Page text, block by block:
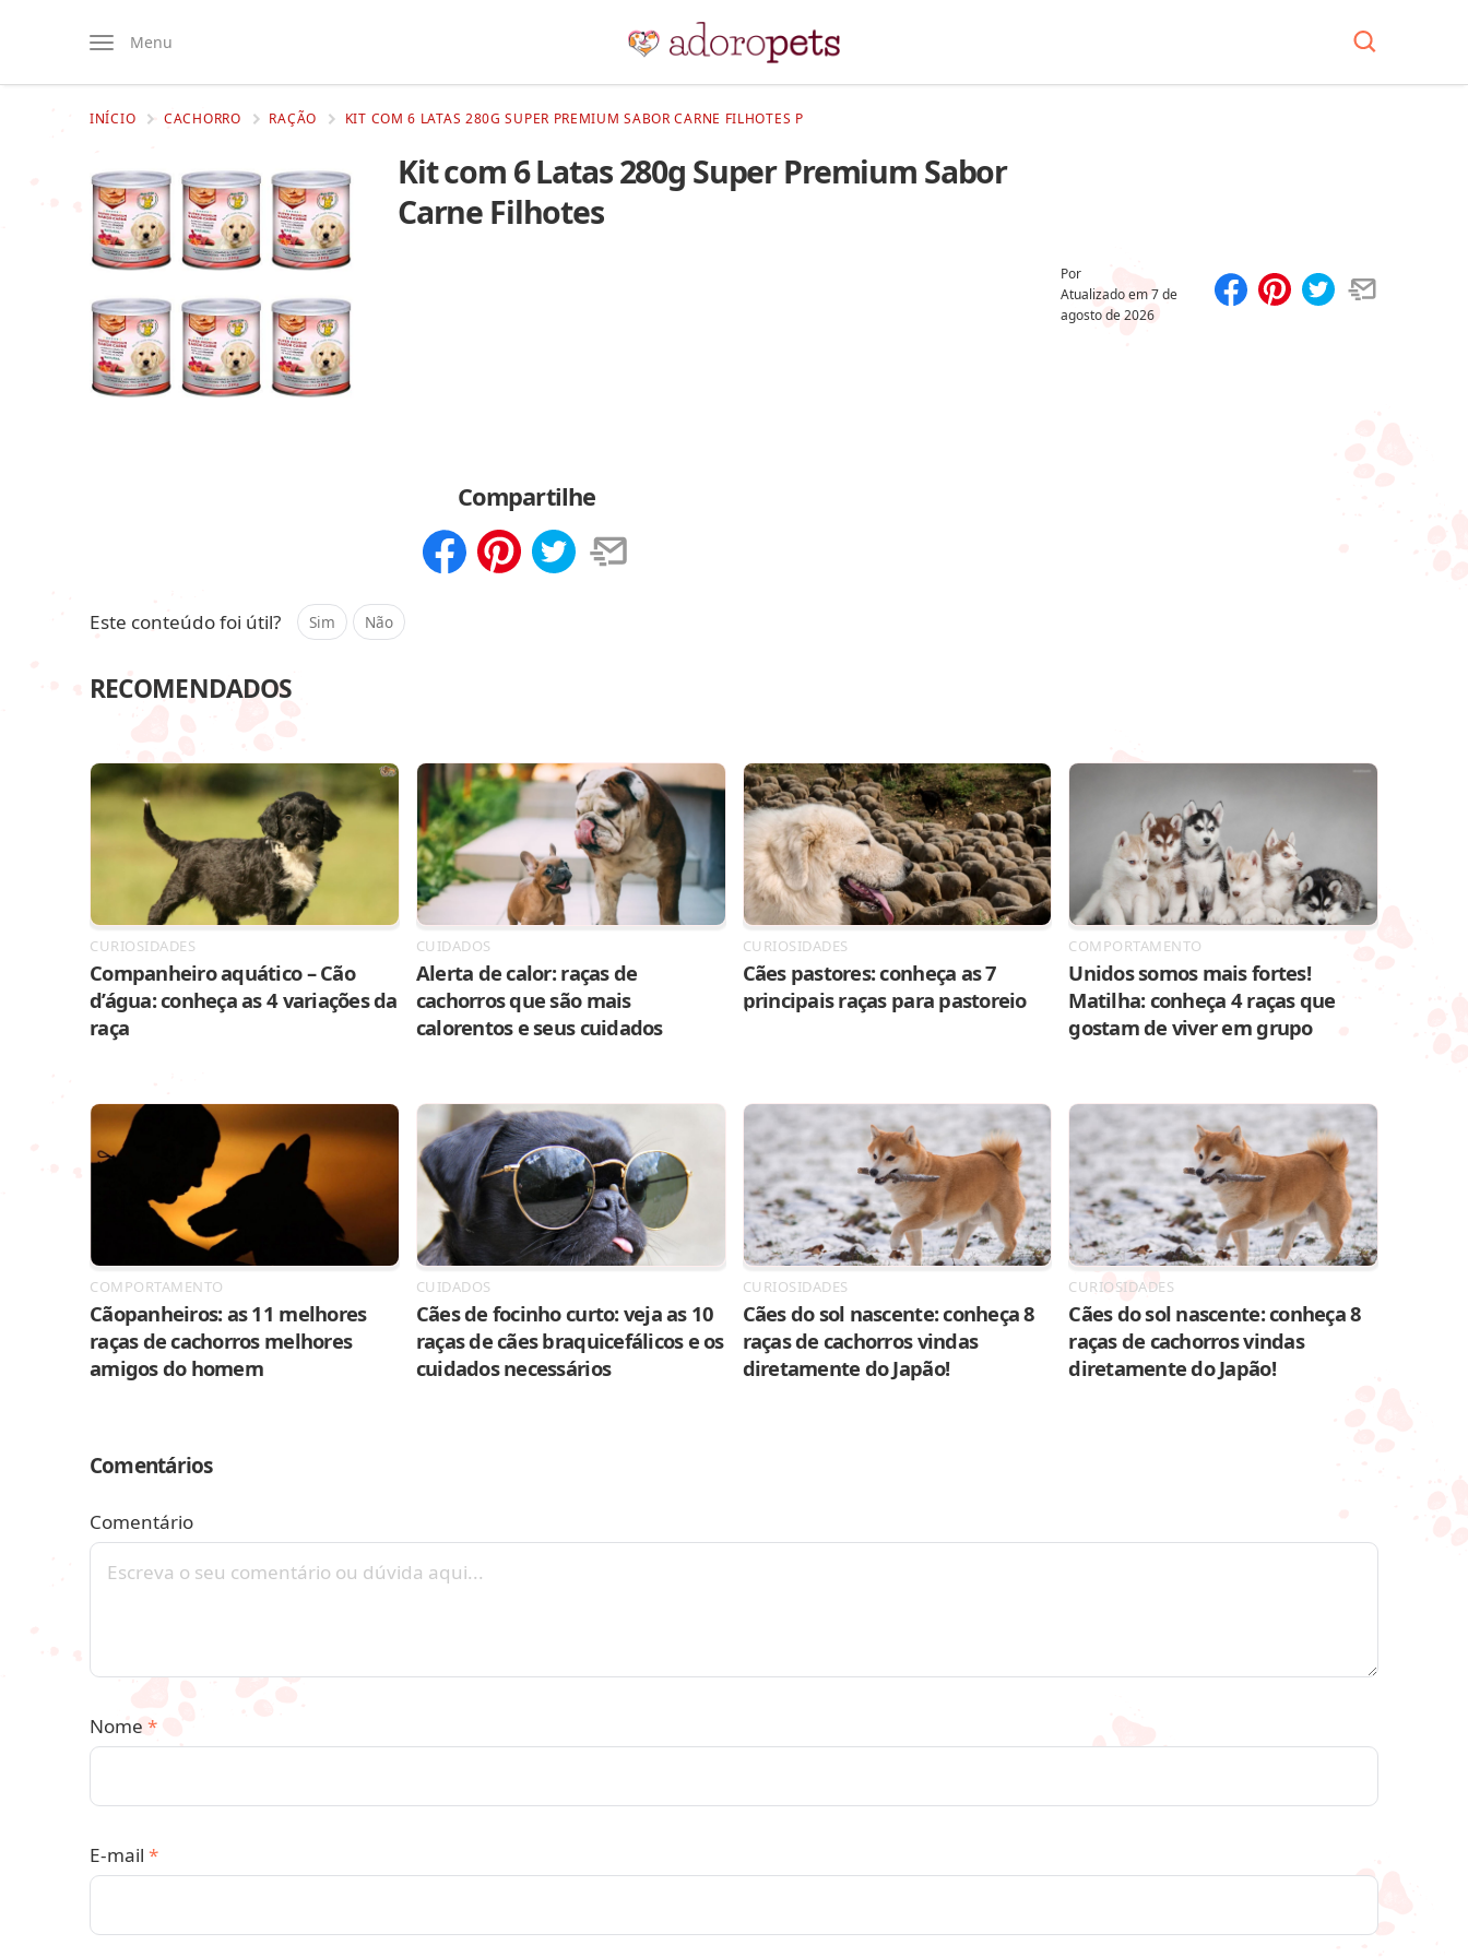
Menu
INÍCIO CACHORRO RAÇÃO KIT COM 6 LATAS 280G SUPER PREMIUM SABOR CARNE FILHOTES P
Kit com 6 Latas 280g Super Premium Sabor
Carne Filhotes
Por
Atualizado em7 de
agosto de 2026
Compartilhe
Este conteúdo foi útil? Sim Não
RECOMENDADOS
CURIOSIDADES
Companheiro aquático – Cão
d’água: conheça as 4 variações da
raça
CUIDADOS
Alerta de calor: raças de
cachorros que são mais
calorentos e seus cuidados
CURIOSIDADES
Cães pastores: conheça as 7
principais raças para pastoreio
COMPORTAMENTO
Unidos somos mais fortes!
Matilha: conheça 4 raças que
gostam de viver em grupo
COMPORTAMENTO
Cãopanheiros: as 11 melhores
raças de cachorros melhores
amigos do homem
CUIDADOS
Cães de focinho curto: veja as 10
raças de cães braquicefálicos e os
cuidados necessários
CURIOSIDADES
Cães do sol nascente: conheça 8
raças de cachorros vindas
diretamente do Japão!
CURIOSIDADES
Cães do sol nascente: conheça 8
raças de cachorros vindas
diretamente do Japão!
Comentários
Comentário
Nome *
E-mail *